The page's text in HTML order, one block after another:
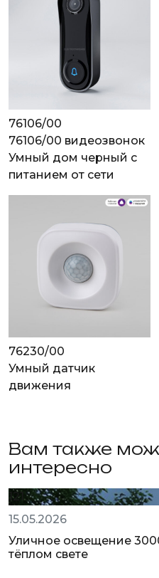
76106/00
76106/00 видеозвонок
Умный дом черный с
питанием от сети
76230/00
Умный датчик
движения
Вам также
интересно
121
15.05.2026
Уличное освещение
тёплом свете